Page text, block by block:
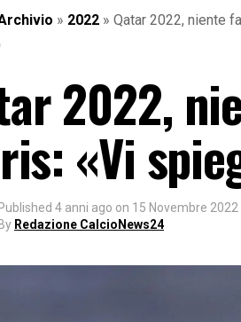
» 2022 » Qatar 2022, niente
2022,
«Vi
Published 4 anni ago on 15 Novembre 2022
By Redazione CalcioNews24